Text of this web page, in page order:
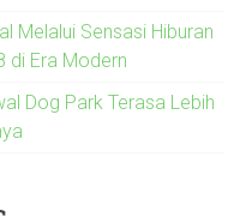
Melalui Sensasi Hiburan
di Era Modern
Dog Park Terasa Lebih